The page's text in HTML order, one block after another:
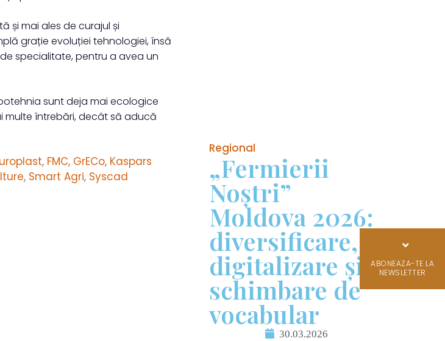
ABONEAZA-TE LA
NEWSLETTER
și mai ales de curajul și
grație evoluției tehnologiei, însă
specialitate, pentru a avea un
sunt deja mai ecologice
multe întrebări, decât să aducă
, FMC, GrECo, Kaspars
, Smart Agri, Syscad
Regional
„Fermierii
Noștri”
Moldova 2026:
diversificare,
digitalizare și
schimbare de
vocabular
30.03.2026